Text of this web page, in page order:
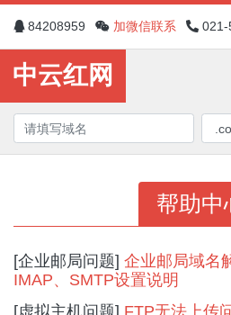
84208959 加微信联系 021-
中云红网
帮助中
[企业邮局问题] 企业邮局域名
IMAP、SMTP设置说明